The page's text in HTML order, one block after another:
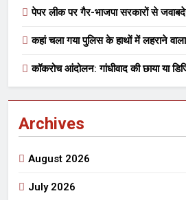
पेपर लीक पर गैर-भाजपा सरकारों से
कहां चला गया पुलिस के हाथों में लहराने
कॉकरोच आंदोलन: गांधीवाद की छाया या
Archives
August 2026
July 2026